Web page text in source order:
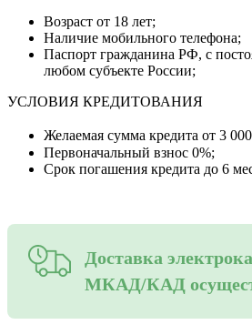
Возраст от 18 лет;
Наличие мобильного телефона;
Паспорт гражданина РФ, с
любом субъекте России;
УСЛОВИЯ КРЕДИТОВАНИЯ
Желаемая сумма кредита от 3
Первоначальный взнос 0%;
Срок погашения кредита до 6
Доставка
МКАД/КАД